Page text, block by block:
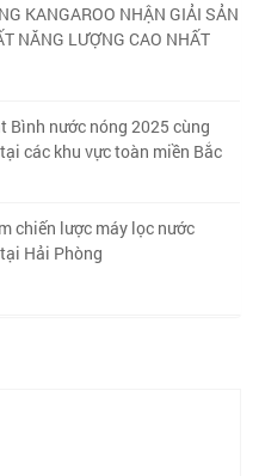
KANGAROO NHẬN GIẢI SẢN
NĂNG LƯỢNG CAO NHẤT
Bình nước nóng 2025 cùng
các khu vực toàn miền Bắc
chiến lược máy lọc nước
Hải Phòng